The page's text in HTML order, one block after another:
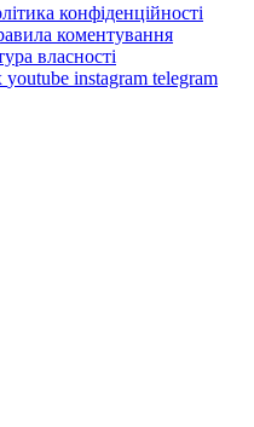
конфіденційності
коментування
власності
youtube instagram telegram